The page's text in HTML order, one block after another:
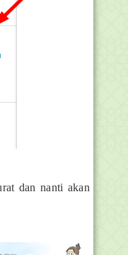
dan nanti akan